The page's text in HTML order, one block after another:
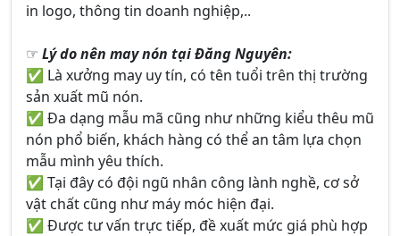
in logo, thông tin doanh nghiệp,..
☞ Lý do nên may nón tại Đăng Nguyên:
✅ Là xưởng may uy tín, có tên tuổi trên thị trường
sản xuất mũ nón.
✅ Đa dạng mẫu mã cũng như những kiểu thêu mũ
nón phổ biến, khách hàng có thể an tâm lựa chọn
mẫu mình yêu thích.
✅ Tại đây có đội ngũ nhân công lành nghề, cơ sở
vật chất cũng như máy móc hiện đại.
✅ Được tư vấn trực tiếp, đề xuất mức giá phù hợp